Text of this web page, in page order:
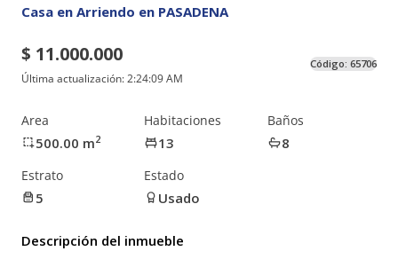
Casa en Arriendo en PASADENA
$ 11.000.000
Última actualización:2:24:09 AM
Código: 65706
Area
500.00 m2
Habitaciones
13
Baños
8
Estrato
5
Estado
Usado
Descripción del inmueble